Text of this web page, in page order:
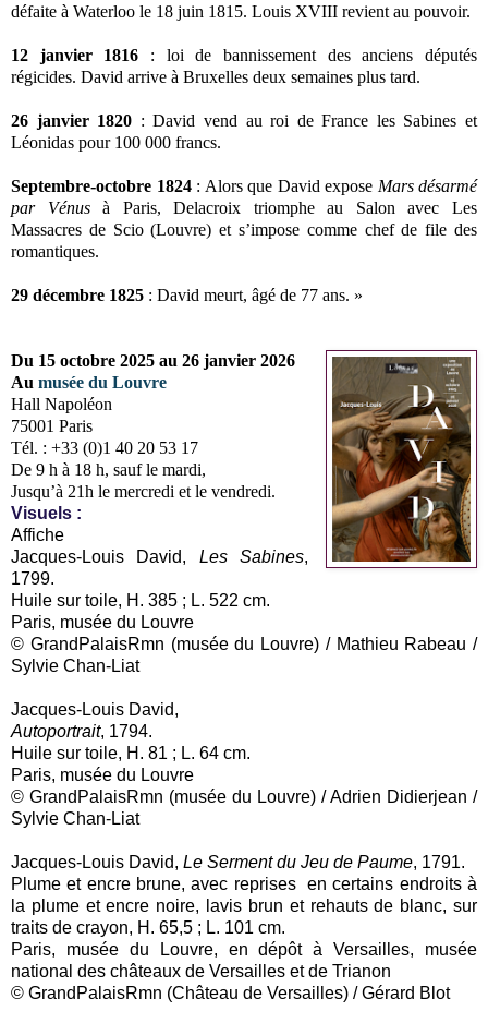
défaite à Waterloo le 18 juin 1815. Louis XVIII revient au pouvoir.
12 janvier 1816 : loi de bannissement des anciens députés
régicides. David arrive à Bruxelles deux semaines plus tard.
26 janvier 1820 : David vend au roi de France les Sabines et
Léonidas pour 100 000 francs.
Septembre-octobre 1824: Alors que David expose Mars désarmé
par Vénusà Paris, Delacroix triomphe au Salon avec Les
Massacres de Scio (Louvre) et s’impose comme chef de file des
romantiques.
29 décembre 1825 : David meurt, âgé de 77 ans. »
Du 15 octobre 2025 au 26 janvier 2026
Au musée du Louvre
Hall Napoléon
75001 Paris
Tél. : +33 (0)1 40 20 53 17
De 9 h à 18 h, sauf le mardi,
Jusqu’à 21h le mercredi et le vendredi.
Visuels :
Affiche
Jacques-Louis David, Les Sabines,
1799.
Huile sur toile, H. 385 ; L. 522 cm.
Paris, musée du Louvre
© GrandPalaisRmn (musée du Louvre) / Mathieu Rabeau /
Sylvie Chan-Liat
Jacques-Louis David,
Autoportrait, 1794.
Huile sur toile, H. 81 ; L. 64 cm.
Paris, musée du Louvre
© GrandPalaisRmn (musée du Louvre) / Adrien Didierjean /
Sylvie Chan-Liat
Jacques-Louis David, Le Serment du Jeu de Paume, 1791.
Plume et encre brune, avec reprises en certains endroits à
la plume et encre noire, lavis brun et rehauts de blanc, sur
traits de crayon, H. 65,5 ; L. 101 cm.
Paris, musée du Louvre, en dépôt à Versailles, musée
national des châteaux de Versailles et de Trianon
© GrandPalaisRmn (Château de Versailles) / Gérard Blot